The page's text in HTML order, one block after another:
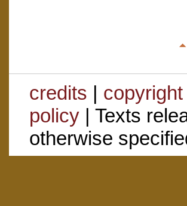
credits | copyright
policy| Texts
otherwise